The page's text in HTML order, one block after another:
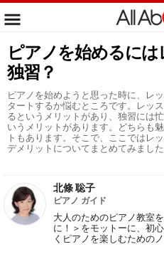
ピアノを始めるに
独習？
ピアノを始めようと思った時に、レ
タートするか悩むところです。レッ
るというメリットがあり、独習には
いうメリットがあります。どちらも
トもあります。そこで、ここではレ
デメリットについてまとめてみました
北條 聡子
ピアノ ガイド
大人のためのピアノ教室
に！＞をモットーに、初
くピアノを楽しむための